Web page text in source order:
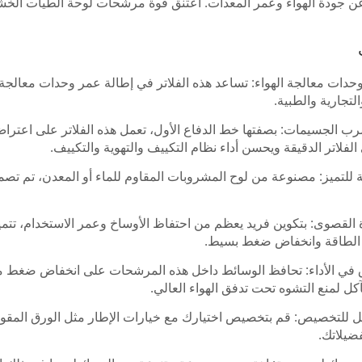
معالجة الهواء: تساعد هذه الفلاتر في إطالة عمر وحدات
والطبية.
الجسيمات: بصفتها خط الدفاع الأول، تعمل هذه الفلاتر على
الدقيقة ويحسن أداء نظام التكييف والتهوية والتكييف.
مصنوعة من لوح المشروبات المقاوم للماء أو المعدن، تم
القصوى: بتكوين فريد يعظم من احتفاظ الأوساخ وعمر الاستخدام،
الطاقة وانخفاض ضغط بسيط.
في الأداء: تحافظ الوسائط داخل هذه المرشحات على انخفاض
لمنع التشوه تحت تدفق الهواء العالي.
للتخصيص: قم بتخصيص اختيارك مع خيارات الإطار مثل الورق
جانب قابل للاستبدال
وحدة HEPA